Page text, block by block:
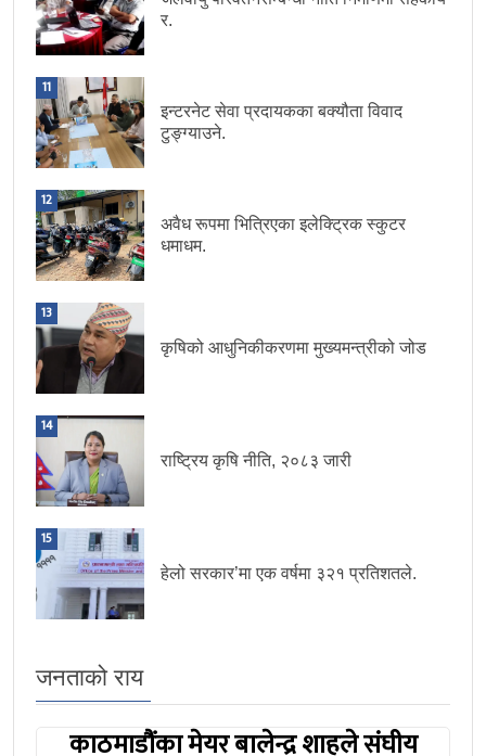
र.
11
इन्टरनेट सेवा प्रदायकका बक्यौता विवाद
टुङ्ग्याउने.
12
अवैध रूपमा भित्रिएका इलेक्ट्रिक स्कुटर
धमाधम.
13
कृषिको आधुनिकीकरणमा मुख्यमन्त्रीको जोड
14
राष्ट्रिय कृषि नीति, २०८३ जारी
15
हेलो सरकार’मा एक वर्षमा ३२१ प्रतिशतले.
जनताको राय
काठमाडौंका मेयर बालेन्द्र शाहले संघीय